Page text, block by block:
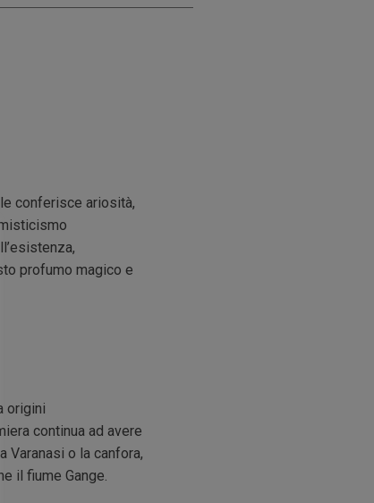
conferisce ariosità,
profumo magico e
origini
continua ad avere
o la canfora,
il fiume Gange.